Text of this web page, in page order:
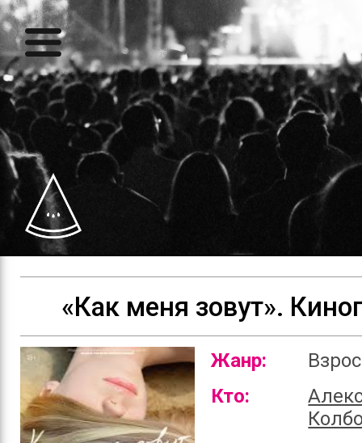
«Как меня зовут».
Жанр:
Кто: